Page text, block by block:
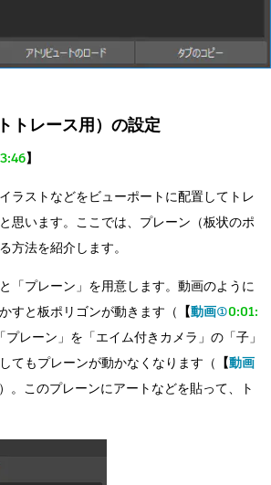
レース用）の設定
】
ラストなどをビューポートに配置してトレ
思います。ここでは、プレーン（板状のポ
方法を紹介します。
「プレーン」を用意します。動画のように
すと板ポリゴンが動きます（ 【動画①0:01:
プレーン」を「エイム付きカメラ」の「子」
てもプレーンが動かなくなります（ 【動画
）。このプレーンにアートなどを貼って、ト